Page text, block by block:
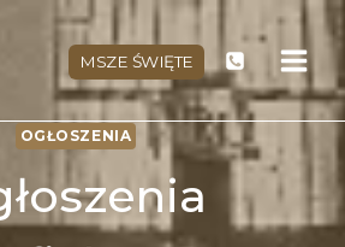
MSZE ŚWIĘTE
OGŁOSZENIA